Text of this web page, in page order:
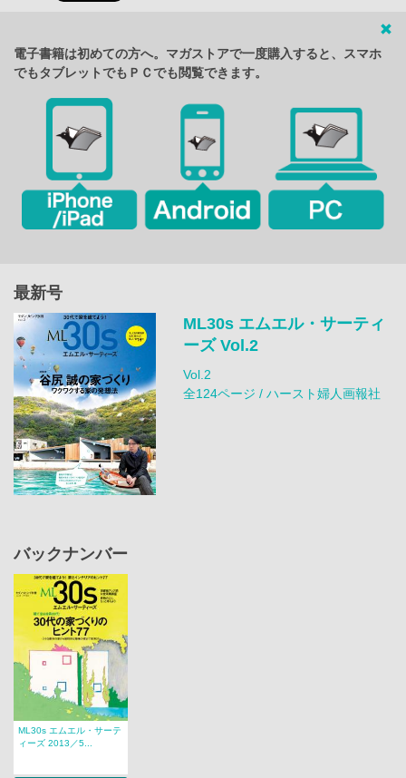
電子書籍は初めての方へ。マガストアで一度購入すると、スマホ
でもタブレットでもＰＣでも閲覧できます。
最新号
ML30s エムエル・サーティ
ーズ Vol.2
Vol.2
全124ページ / ハースト婦人画報社
バックナンバー
ML30s エムエル・サーテ
ィーズ 2013／5...